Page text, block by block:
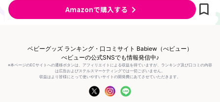
Amazonで購入する
ベビーグッズ ランキング・口コミサイト Babiew（べビュー）
べビューの公式SNSでも情報発信中♪
※本ページのECサイトへの遷移ボタンは、アフィリエイトによる収益を得ていますが、ランキング及び口コミの内容
は広告およびステルスマーケティングでは一切ございません。
収益はより皆様にとって使いやすいサイトの開発費にあてさせていただきます。